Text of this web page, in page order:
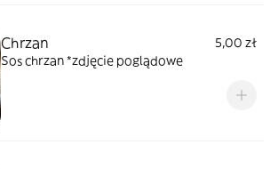
Chrzan
5,00 zł
Sos chrzan *zdjęcie poglądowe